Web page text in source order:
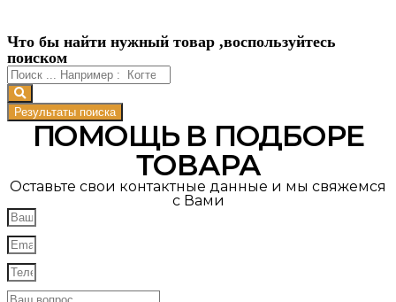
Что бы найти нужный товар ,воспользуйтесь
поиском
Результаты поиска
ПОМОЩЬ В ПОДБОРЕ
ТОВАРА
Оставьте свои контактные данные и мы свяжемся
с Вами